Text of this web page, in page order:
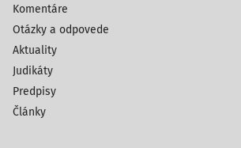
Komentáre
Otázky a odpovede
Aktuality
Judikáty
Predpisy
Články